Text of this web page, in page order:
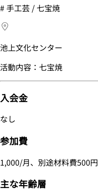
#手工芸 / 七宝焼
池上文化センター
活動内容：七宝焼
入会金
なし
参加費
1,000/月、別途材料費500円
主な年齢層